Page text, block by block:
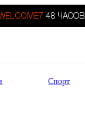
48 ЧАСОВ
Спорт